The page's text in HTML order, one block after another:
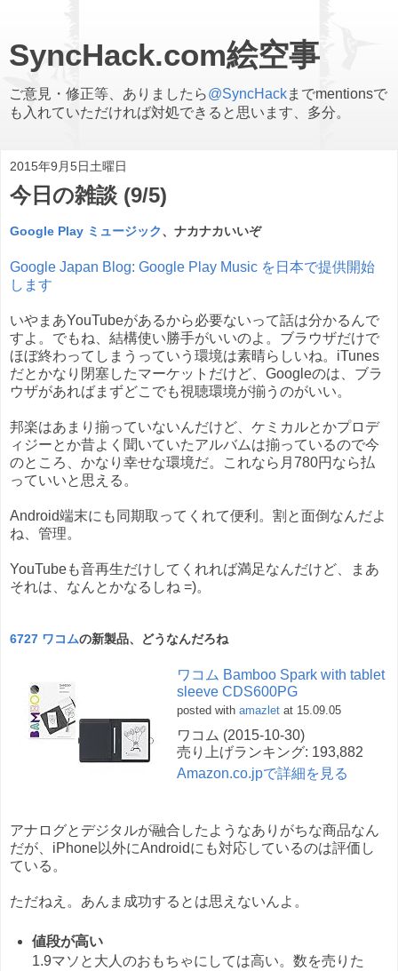
SyncHack.com絵空事
ご意見・修正等、ありましたら@SyncHackまでmentionsで
も入れていただければ対処できると思います、多分。
2015年9月5日土曜日
今日の雑談 (9/5)
Google Play ミュージック、ナカナカいいぞ
Google Japan Blog: Google Play Music を日本で提供開始
します
いやまあYouTubeがあるから必要ないって話は分かるんで
すよ。でもね、結構使い勝手がいいのよ。ブラウザだけで
ほぼ終わってしまうっていう環境は素晴らしいね。iTunes
だとかなり閉塞したマーケットだけど、Googleのは、ブラ
ウザがあればまずどこでも視聴環境が揃うのがいい。
邦楽はあまり揃っていないんだけど、ケミカルとかプロデ
ィジーとか昔よく聞いていたアルバムは揃っているので今
のところ、かなり幸せな環境だ。これなら月780円なら払
っていいと思える。
Android端末にも同期取ってくれて便利。割と面倒なんだよ
ね、管理。
YouTubeも音再生だけしてくれれば満足なんだけど、まあ
それは、なんとかなるしね =)。
6727 ワコムの新製品、どうなんだろね
ワコム Bamboo Spark with tablet
sleeve CDS600PG
posted with amazlet at 15.09.05
ワコム (2015-10-30)
売り上げランキング: 193,882
Amazon.co.jpで詳細を見る
アナログとデジタルが融合したようなありがちな商品なん
だが、iPhone以外にAndroidにも対応しているのは評価し
ている。
ただねえ。あんま成功するとは思えないんよ。
値段が高い
1.9マソと大人のおもちゃにしては高い。数を売りた